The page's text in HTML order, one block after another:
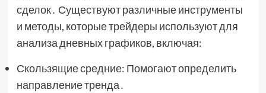
сделок․ Существуют различные инструменты
и методы, которые трейдеры используют для
анализа дневных графиков, включая:
Скользящие средние: Помогают определить
направление тренда․